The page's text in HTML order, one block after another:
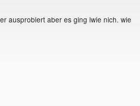
ausprobiert aber es ging iwie nich. wie